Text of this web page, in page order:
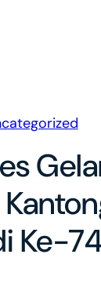
Ke-